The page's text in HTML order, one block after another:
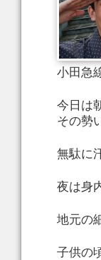
小田急
今日は
その勢
無駄に
夜は身
地元の
子供の